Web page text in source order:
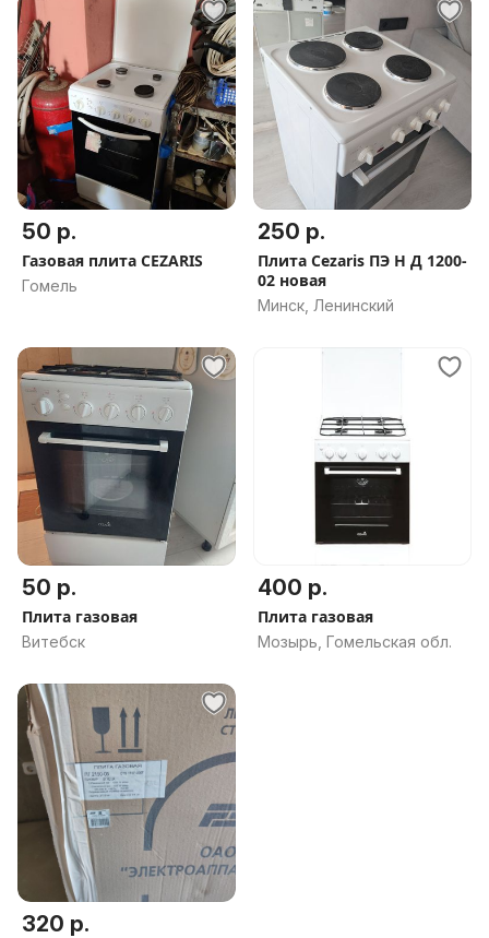
50 р.
Газовая плита CEZARIS
Гомель
250 р.
Плита Cezaris ПЭ Н Д 1200-
02 новая
Минск, Ленинский
50 р.
Плита газовая
Витебск
400 р.
Плита газовая
Мозырь, Гомельская обл.
320 р.